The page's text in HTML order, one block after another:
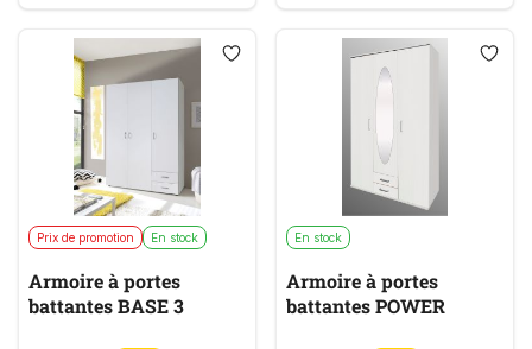
Prix de promotion En stock
Armoire à portes
battantes BASE 3
En stock
Armoire à portes
battantes POWER